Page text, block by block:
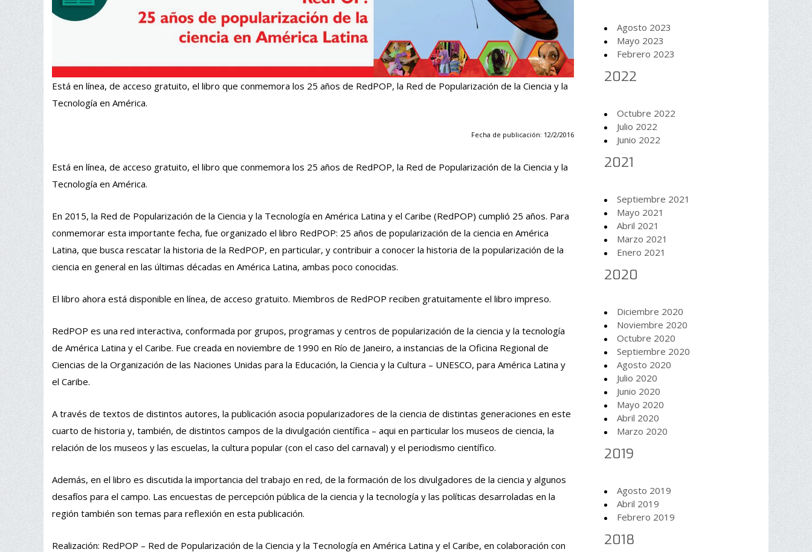
Está en línea, de acceso gratuito, el libro que conmemora los 25 años de RedPOP, la Red de Popularización de la Ciencia y la
Tecnología en América.
Fecha de publicación: 12/2/2016
Está en línea, de acceso gratuito, el libro que conmemora los 25 años de RedPOP, la Red de Popularización de la Ciencia y la
Tecnología en América.
En 2015, la Red de Popularización de la Ciencia y la Tecnología en América Latina y el Caribe (RedPOP) cumplió 25 años. Para
conmemorar esta importante fecha, fue organizado el libro RedPOP: 25 años de popularización de la ciencia en América
Latina, que busca rescatar la historia de la RedPOP, en particular, y contribuir a conocer la historia de la popularización de la
ciencia en general en las últimas décadas en América Latina, ambas poco conocidas.
El libro ahora está disponible en línea, de acceso gratuito. Miembros de RedPOP reciben gratuitamente el libro impreso.
RedPOP es una red interactiva, conformada por grupos, programas y centros de popularización de la ciencia y la tecnología
de América Latina y el Caribe. Fue creada en noviembre de 1990 en Río de Janeiro, a instancias de la Oficina Regional de
Ciencias de la Organización de las Naciones Unidas para la Educación, la Ciencia y la Cultura – UNESCO, para América Latina y
el Caribe.
A través de textos de distintos autores, la publicación asocia popularizadores de la ciencia de distintas generaciones en este
cuarto de historia y, también, de distintos campos de la divulgación científica – aqui en particular los museos de ciencia, la
relación de los museos y las escuelas, la cultura popular (con el caso del carnaval) y el periodismo científico.
Además, en el libro es discutida la importancia del trabajo en red, de la formación de los divulgadores de la ciencia y algunos
desafíos para el campo. Las encuestas de percepción pública de la ciencia y la tecnología y las políticas desarroladas en la
región también son temas para reflexión en esta publicación.
Realización: RedPOP – Red de Popularización de la Ciencia y la Tecnología en América Latina y el Caribe, en colaboración con
Agosto 2023
Mayo 2023
Febrero 2023
2022
Octubre 2022
Julio 2022
Junio 2022
2021
Septiembre 2021
Mayo 2021
Abril 2021
Marzo 2021
Enero 2021
2020
Diciembre 2020
Noviembre 2020
Octubre 2020
Septiembre 2020
Agosto 2020
Julio 2020
Junio 2020
Mayo 2020
Abril 2020
Marzo 2020
2019
Agosto 2019
Abril 2019
Febrero 2019
2018